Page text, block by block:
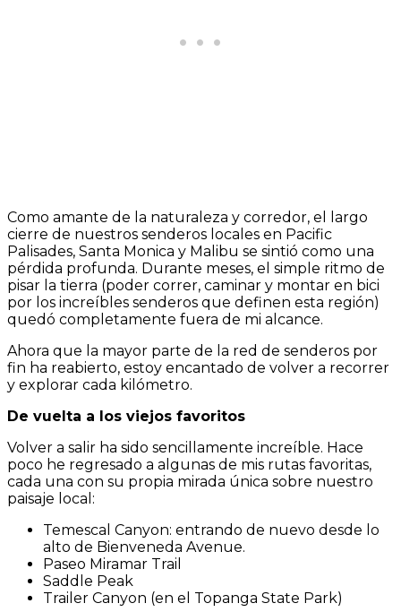
Como amante de la naturaleza y corredor, el largo
cierre de nuestros senderos locales en Pacific
Palisades, Santa Monica y Malibu se sintió como una
pérdida profunda. Durante meses, el simple ritmo de
pisar la tierra (poder correr, caminar y montar en bici
por los increíbles senderos que definen esta región)
quedó completamente fuera de mi alcance.
Ahora que la mayor parte de la red de senderos por
fin ha reabierto, estoy encantado de volver a recorrer
y explorar cada kilómetro.
De vuelta a los viejos favoritos
Volver a salir ha sido sencillamente increíble. Hace
poco he regresado a algunas de mis rutas favoritas,
cada una con su propia mirada única sobre nuestro
paisaje local:
Temescal Canyon: entrando de nuevo desde lo
alto de Bienveneda Avenue.
Paseo Miramar Trail
Saddle Peak
Trailer Canyon (en el Topanga State Park)